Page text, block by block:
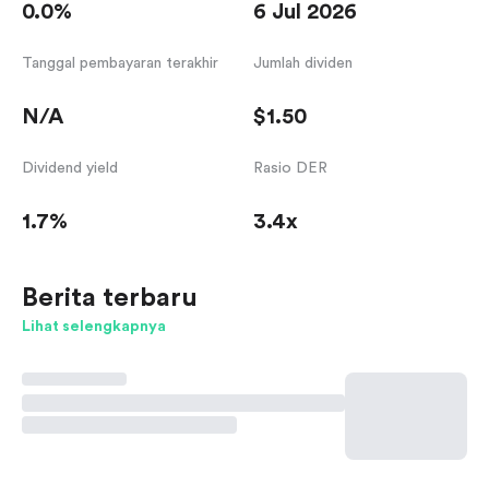
0.0% 6 Jul 2026
Tanggal pembayaran terakhir
N/A
Jumlah dividen
$1.50
Dividend yield
1.7%
Rasio DER
3.4x
Berita terbaru
Lihat selengkapnya